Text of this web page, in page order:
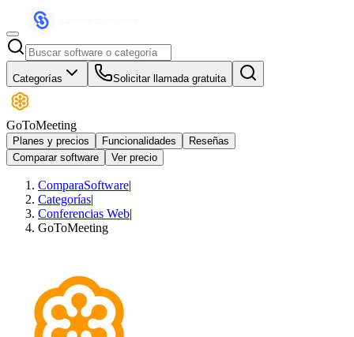
Categorías Solicitar llamada gratuita
GoToMeeting
Planes y precios Funcionalidades
Reseñas
Comparar software
Ver precio
ComparaSoftware|
Categorías|
Conferencias Web|
GoToMeeting